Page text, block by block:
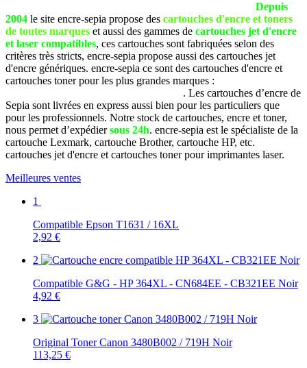
Depuis
2004 le site encre-sepia propose des cartouches d'encre et toners
de toutes marques et aussi des gammes de cartouches jet d'encre
et laser compatibles, ces cartouches sont fabriquées selon des
critères très stricts, encre-sepia propose aussi des cartouches jet
d'encre génériques. encre-sepia ce sont des cartouches d'encre et
cartouches toner pour les plus grandes marques :
. Les cartouches d’encre de
Sepia sont livrées en express aussi bien pour les particuliers que
pour les professionnels. Notre stock de cartouches, encre et toner,
nous permet d’expédiersous 24h. encre-sepia est le spécialiste de la
cartouche Lexmark, cartouche Brother, cartouche HP, etc.
cartouches jet d'encre et cartouches toner pour imprimantes laser.
Meilleures ventes
1
Compatible Epson T1631 / 16XL
2,92 €
2
Compatible G&G - HP 364XL - CN684EE - CB321EE Noir
4,92 €
3
Original Toner Canon 3480B002 / 719H Noir
113,25 €